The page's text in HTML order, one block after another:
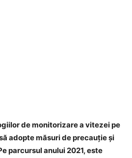
de monitorizare a vitezei pe
adopte măsuri de precauție și
parcursul anului 2021, este